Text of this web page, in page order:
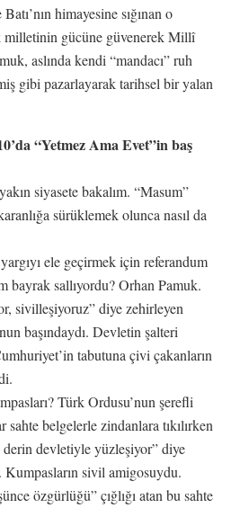
himayesine sığınan o
gücüne güvenerek Millî
aslında kendi “mandacı” ruh
gibi pazarlayarak tarihsel bir yalan
“Yetmez Ama Evet”in baş
siyasete bakalım. “Masum”
sürüklemek olunca nasıl da
ele geçirmek için referandum
bayrak sallıyordu? Orhan Pamuk.
sivilleşiyoruz” diye zehirleyen
başındaydı. Devletin şalteri
tabutuna çivi çakanların
Türk Ordusu’nun şerefli
belgelerle zindanlara tıkılırken
devletiyle yüzleşiyor” diye
Kumpasların sivil amigosuydu.
özgürlüğü” çığlığı atan bu sahte